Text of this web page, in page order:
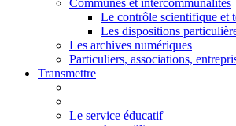
Communes et intercommunalités
Le contrôle scientifique et
Les dispositions
Les archives numériques
Particuliers, associations,
Transmettre
Le service éducatif